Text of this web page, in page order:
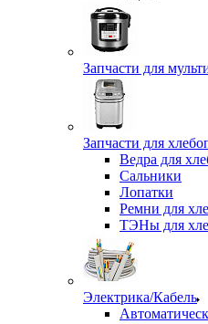
Запчасти для
Запчасти для
Ведра для
Сальники
Лопатки
Ремни для
ТЭНы для
Электрика/Кабель